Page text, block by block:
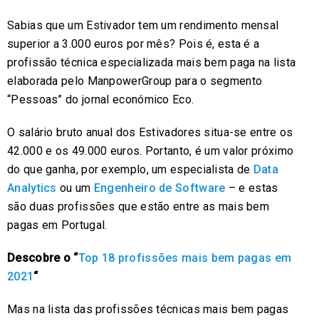
Sabias que um Estivador tem um rendimento mensal
superior a 3.000 euros por mês? Pois é, esta é a
profissão técnica especializada mais bem paga na lista
elaborada pelo ManpowerGroup para o segmento
“Pessoas” do jornal económico Eco.
O salário bruto anual dos Estivadores situa-se entre os
42.000 e os 49.000 euros. Portanto, é um valor próximo
do que ganha, por exemplo, um especialista de Data
Analytics ou um Engenheiro de Software – e estas
são duas profissões que estão entre as mais bem
pagas em Portugal.
Descobre o “Top 18 profissões mais bem pagas em
2021 “
Mas na lista das profissões técnicas mais bem pagas